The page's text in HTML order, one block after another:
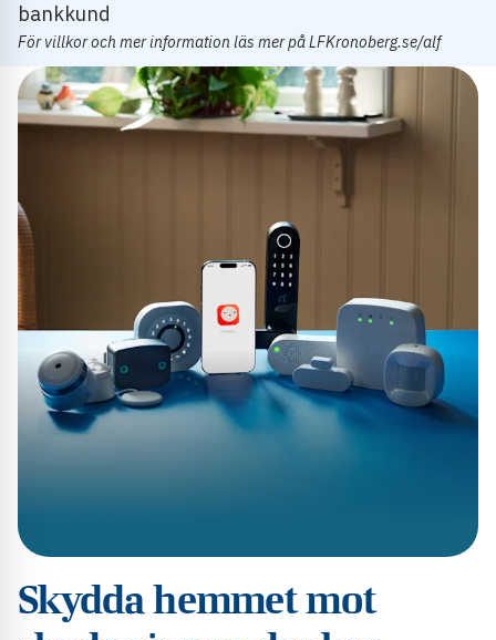
bankkund
För villkor och mer information läs mer på LFKronoberg.se/alf
Skydda hemmet mot